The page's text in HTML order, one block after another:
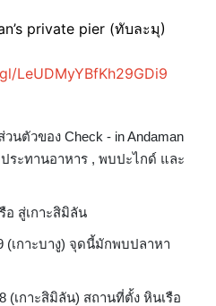
private pier (ทับละมุ)
LeUDMyYBfKh29GDi9
วนตัวของ Check - in Andaman
ระทานอาหาร , พบปะไกด์ และ
อ สู่เกาะสิมิลัน
(เกาะบางู) จุดนี้มักพบปลาหา
(เกาะสิมิลัน) สถานที่ตั้ง หินเรือ